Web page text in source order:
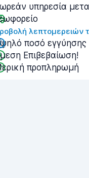
υπηρεσία
λεπτομερειών
ποσό εγγύησης
Επιβεβαίωση!
προπληρωμή